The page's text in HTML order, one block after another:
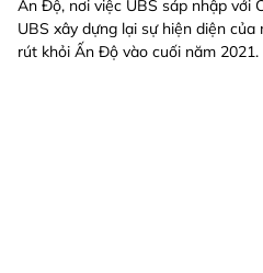
Ấn Độ, nơi việc UBS sáp nhập với
UBS xây dựng lại sự hiện diện
rút khỏi Ấn Độ vào cuối năm 2021.